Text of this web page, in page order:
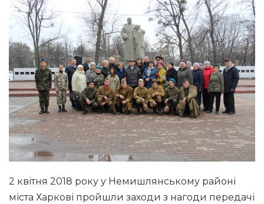
2 квітня 2018 року у Немишлянському районі
міста Харкові пройшли заходи з нагоди передачі